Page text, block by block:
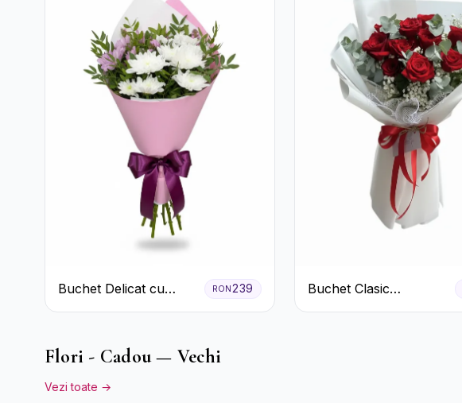
Buchet Delicat cu
Crizanteme Albe și
RON239
Buchet Clasic
Trandafiri Roșii și
Flori - Cadou — Vechi
Vezi toate →